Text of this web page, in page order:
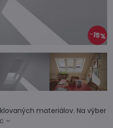
15%
materiálov. Na výber